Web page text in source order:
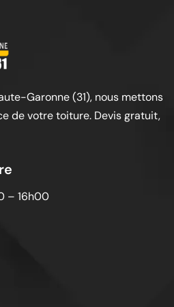
Garonne (31), nous mettons
de votre toiture. Devis gratuit,
– 16h00